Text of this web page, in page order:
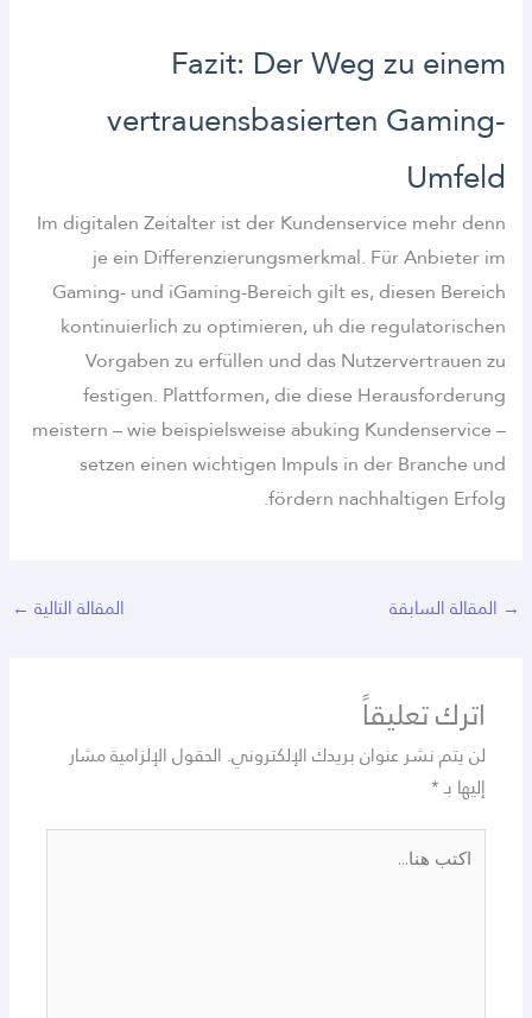
Fazit: Der Weg zu einem
vertrauensbasierten Gaming-
Umfeld
Im digitalen Zeitalter ist der Kundenservice mehr denn
je ein Differenzierungsmerkmal. Für Anbieter im
Gaming- und iGaming-Bereich gilt es, diesen Bereich
kontinuierlich zu optimieren, uh die regulatorischen
Vorgaben zu erfüllen und das Nutzervertrauen zu
festigen. Plattformen, die diese Herausforderung
meistern – wie beispielsweise abuking Kundenservice –
setzen einen wichtigen Impuls in der Branche und
fördern nachhaltigen Erfolg.
→ المقالة السابقة المقالة التالية ←
اترك تعليقاً
لن يتم نشر عنوان بريدك الإلكتروني. الحقول الإلزامية مشار
إليها بـ*
اكتب
هنا...